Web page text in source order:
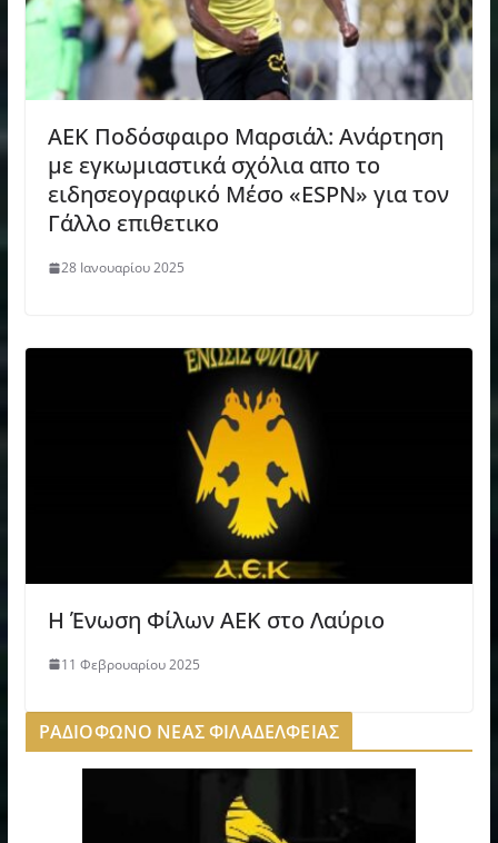
ΑΕΚ Ποδόσφαιρο Μαρσιάλ: Ανάρτηση
με εγκωμιαστικά σχόλια απο το
ειδησεογραφικό Μέσο «ESPN» για τον
Γάλλο επιθετικο
28 Ιανουαρίου 2025
Η Ένωση Φίλων ΑΕΚ στο Λαύριο
11 Φεβρουαρίου 2025
ΡΑΔΙΟΦΩΝΟ ΝΕΑΣ ΦΙΛΑΔΕΛΦΕΙΑΣ